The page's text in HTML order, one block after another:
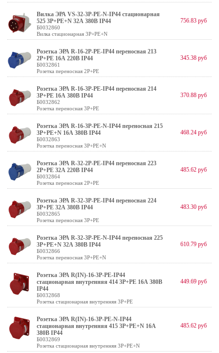
Вилка ЭРА VS-32-3P-PE-N-IP44 стационарная
525 3Р+РЕ+N 32А 380В IP44
Б0032860
Вилка стационарная 3P+PE+N
756.83 руб
Розетка ЭРА R-16-2P-PE-IP44 переносная 213
2Р+РЕ 16А 220В IP44
Б0032861
Розетка переносная 2P+PE
345.38 руб
Розетка ЭРА R-16-3P-PE-IP44 переносная 214
3Р+РЕ 16А 380В IP44
Б0032862
Розетка переносная 3P+PE
370.88 руб
Розетка ЭРА R-16-3P-PE-N-IP44 переносная 215
3Р+РЕ+N 16А 380В IP44
Б0032863
Розетка переносная 3P+PE+N
468.24 руб
Розетка ЭРА R-32-2P-PE-IP44 переносная 223
2Р+РЕ 32А 220В IP44
Б0032864
Розетка переносная 2P+PE
485.62 руб
Розетка ЭРА R-32-3P-PE-IP44 переносная 224
3Р+РЕ 32А 380В IP44
Б0032865
Розетка переносная 3P+PE
483.30 руб
Розетка ЭРА R-32-3P-PE-N-IP44 переносная 225
3Р+РЕ+N 32А 380В IP44
Б0032866
Розетка переносная 3P+PE+N
610.79 руб
Розетка ЭРА R(IN)-16-3P-PE-IP44
стационарная внутренняя 414 3Р+РЕ 16А 380В
IP44
Б0032868
Розетка стационарная внутренняя 3Р+РЕ
449.69 руб
Розетка ЭРА R(IN)-16-3P-PE-N-IP44
стационарная внутренняя 415 3Р+РЕ+N 16А
380В IP44
Б0032869
Розетка стационарная внутренняя 3Р+РЕ+N
485.62 руб